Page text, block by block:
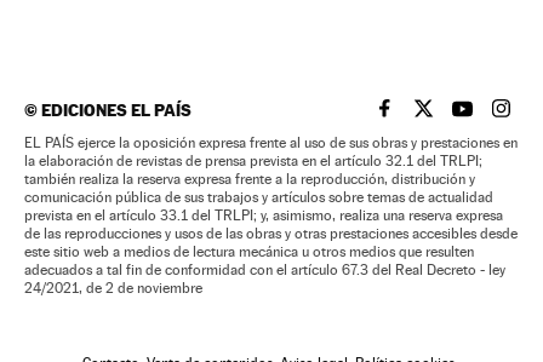
©EDICIONES EL PAÍS EL PAÍS BRASIL EN
EL PAÍSEL PAÍS
EL
EL PAÍS ejerce la oposición expresa frente al uso de sus obras y prestaciones en
la elaboración de revistas de prensa prevista en el artículo 32.1 del TRLPI;
también realiza la reserva expresa frente a la reproducción, distribución y
comunicación pública de sus trabajos y artículos sobre temas de actualidad
prevista en el artículo 33.1 del TRLPI; y, asimismo, realiza una reserva expresa
de las reproducciones y usos de las obras y otras prestaciones accesibles desde
este sitio web a medios de lectura mecánica u otros medios que resulten
adecuados a tal fin de conformidad con el artículo 67.3 del Real Decreto - ley
24/2021, de 2 de noviembre